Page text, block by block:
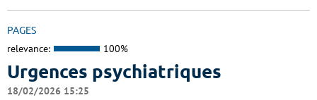
PAGES
relevance: 100%
Urgences psychiatriques
18/02/2026 15:25